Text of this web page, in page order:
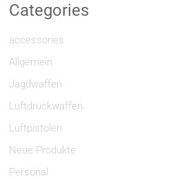
Categories
accessories
Allgemein
Jagdwaffen
Luftdruckwaffen
Luftpistolen
Neue Produkte
Personal